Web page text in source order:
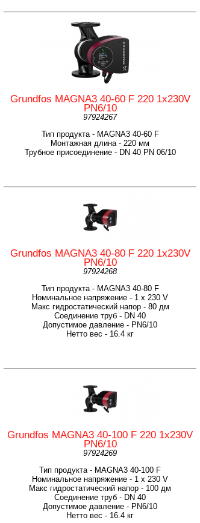
Grundfos MAGNA3 40-60 F 220 1x230V
PN6/10
97924267
Тип продукта - MAGNA3 40-60 F
Монтажная длина - 220 мм
Трубное присоединение - DN 40 PN 06/10
Grundfos MAGNA3 40-80 F 220 1x230V
PN6/10
97924268
Тип продукта - MAGNA3 40-80 F
Номинальное напряжение - 1 x 230 V
Макс гидростатический напор - 80 дм
Соединение труб - DN 40
Допустимое давление - PN6/10
Нетто вес - 16.4 кг
Grundfos MAGNA3 40-100 F 220 1x230V
PN6/10
97924269
Тип продукта - MAGNA3 40-100 F
Номинальное напряжение - 1 x 230 V
Макс гидростатический напор - 100 дм
Соединение труб - DN 40
Допустимое давление - PN6/10
Нетто вес - 16.4 кг